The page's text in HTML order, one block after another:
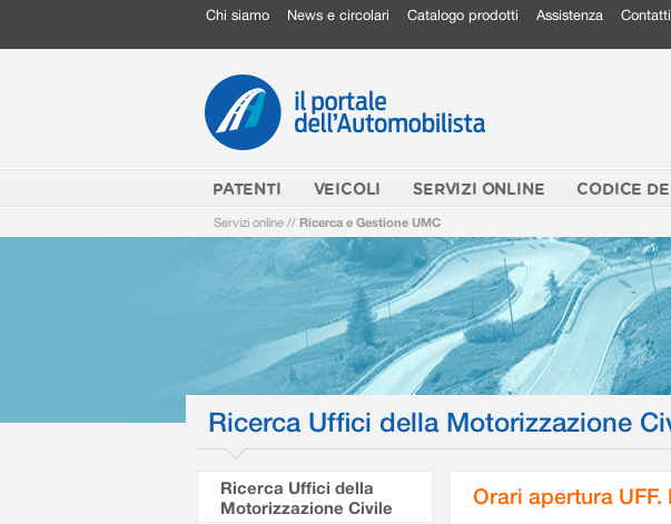
Chi siamo News e circolari Catalogo prodotti Assistenza Contatti
PATENTI VEICOLI SERVIZI ONLINE CODICE
Servizi online // Ricerca e Gestione UMC
Ricerca Uffici della Motorizzazione
Ricerca Uffici della
Motorizzazione Civile
Orari apertura UFF.